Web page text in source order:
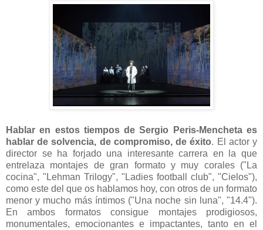
Hablar en estos tiempos de Sergio Peris-Mencheta es
hablar de solvencia, de compromiso, de éxito. El actor y
director se ha forjado una interesante carrera en la que
entrelaza montajes de gran formato y muy corales ("La
cocina", "Lehman Trilogy", "Ladies football club", "Cielos"),
como este del que os hablamos hoy, con otros de un formato
menor y mucho más íntimos ("Una noche sin luna", "14.4").
En ambos formatos consigue montajes prodigiosos,
monumentales, emocionantes e impactantes, tanto en el